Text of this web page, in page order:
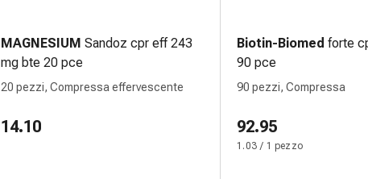
MAGNESIUM Sandoz cpr eff 243
mg bte 20 pce
20 pezzi, Compressa effervescente
14.10
Biotin-Biomed forte
90 pce
90 pezzi, Compressa
92.95
1.03 / 1 pezzo